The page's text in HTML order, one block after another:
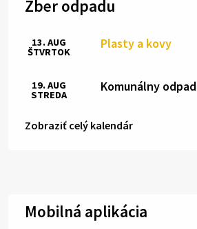
Zber odpadu
Plasty a kovy
13. AUG
ŠTVRTOK
Komunálny odpad
19. AUG
STREDA
Zobraziť celý kalendár
Mobilná aplikácia